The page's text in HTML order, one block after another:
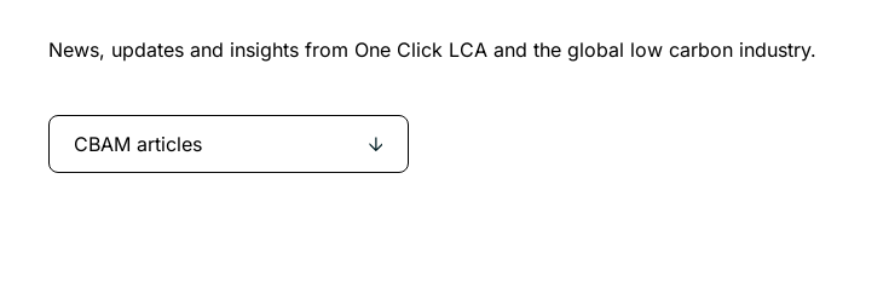
News, updates and insights from One Click LCA and the global low carbon industry.
CBAM articles